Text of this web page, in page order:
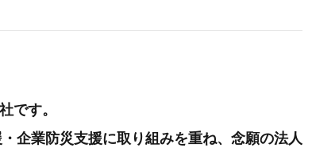
です。
企業防災支援に取り組みを重ね、念願の法人